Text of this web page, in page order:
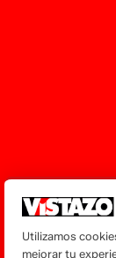
Utilizamos
mejorar tu